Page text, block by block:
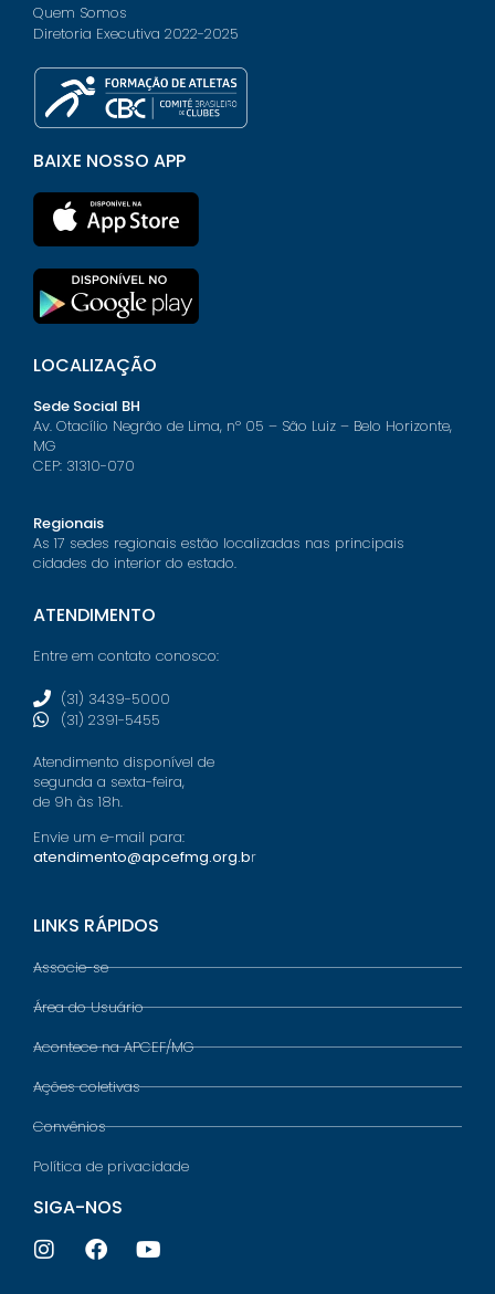
Quem Somos
Diretoria Executiva 2022-2025
BAIXE NOSSO APP
LOCALIZAÇÃO
Sede Social BH
Av. Otacílio Negrão de Lima, nº 05 – São Luiz – Belo Horizonte,
MG
CEP: 31310-070
Regionais
As 17 sedes regionais estão localizadas nas principais
cidades do interior do estado.
ATENDIMENTO
Entre em contato conosco:
(31) 3439-5000
(31) 2391-5455
Atendimento disponível de
segunda a sexta-feira,
de 9h às 18h.
Envie um e-mail para:
atendimento@apcefmg.org.br
LINKS RÁPIDOS
Associe-se
Área do Usuário
Acontece na APCEF/MG
Ações coletivas
Convênios
Política de privacidade
SIGA-NOS